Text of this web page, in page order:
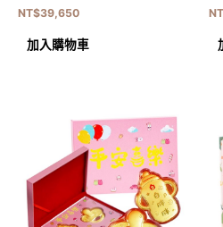
NT$39,650
加入購物車